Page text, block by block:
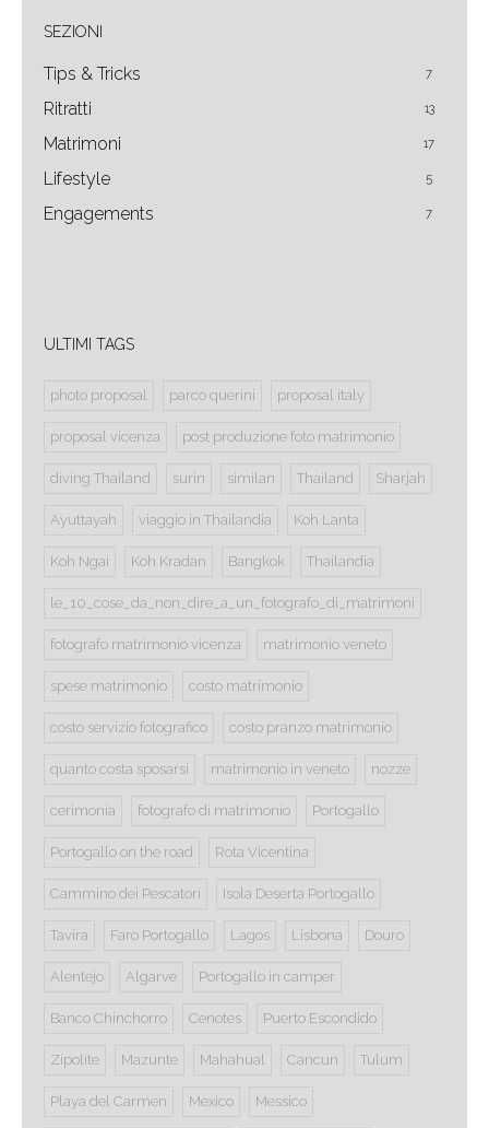
SEZIONI
Tips & Tricks 7
Ritratti 13
Matrimoni 17
Lifestyle 5
Engagements 7
ULTIMI TAGS
photo proposal parco querini proposal italy
proposal vicenza post produzione foto matrimonio
diving Thailand surin similan Thailand Sharjah
Ayuttayah viaggio in Thailandia Koh Lanta
Koh Ngai Koh Kradan Bangkok Thailandia
le_10_cose_da_non_dire_a_un_fotografo_di_matrimoni
fotografo matrimonio vicenza matrimonio veneto
spese matrimonio costo matrimonio
costo servizio fotografico costo pranzo matrimonio
quanto costa sposarsi matrimonio in veneto nozze
cerimonia fotografo di matrimonio Portogallo
Portogallo on the road Rota Vicentina
Cammino dei Pescatori Isola Deserta Portogallo
Tavira Faro Portogallo Lagos Lisbona Douro
Alentejo Algarve Portogallo in camper
Banco Chinchorro Cenotes Puerto Escondido
Zipolite Mazunte Mahahual Cancun Tulum
Playa del Carmen Mexico Messico